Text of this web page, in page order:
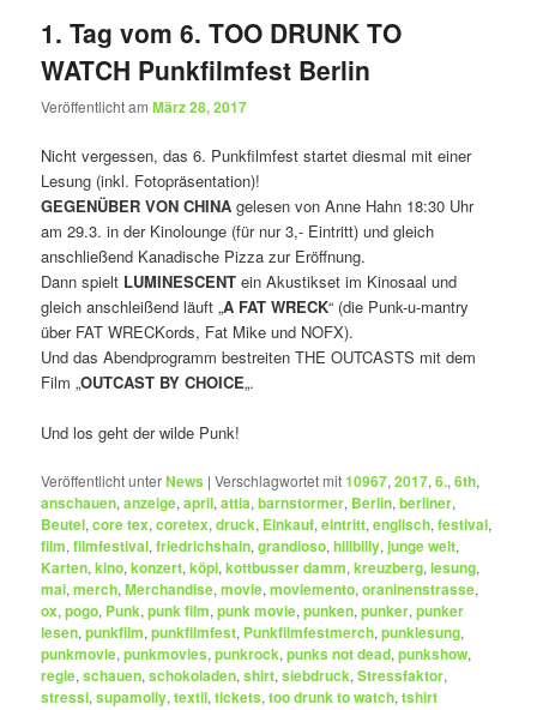
1. Tag vom 6. TOO DRUNK TO
WATCH Punkfilmfest Berlin
Veröffentlicht amMärz 28, 2017
Nicht vergessen, das 6. Punkfilmfest startet diesmal mit einer
Lesung (inkl. Fotopräsentation)!
GEGENÜBER VON CHINA gelesen von Anne Hahn 18:30 Uhr
am 29.3. in der Kinolounge (für nur 3,- Eintritt) und gleich
anschließend Kanadische Pizza zur Eröffnung.
Dann spielt LUMINESCENT ein Akustikset im Kinosaal und
gleich anschleißend läuft „A FAT WRECK“ (die Punk-u-mantry
über FAT WRECKords, Fat Mike und NOFX).
Und das Abendprogramm bestreiten THE OUTCASTS mit dem
Film „OUTCAST BY CHOICE„.
Und los geht der wilde Punk!
Veröffentlicht unterNews |Verschlagwortet mit10967,2017,6.,6th,
anschauen,anzeige,april,attia,barnstormer, Berlin,berliner,
Beutel,core tex,coretex,druck, Einkauf,eintritt,englisch,festival,
film,filmfestival,friedrichshain,grandioso,hillbilly,junge welt,
Karten,kino,konzert,köpi,kottbusser damm,kreuzberg,lesung,
mai,merch,Merchandise,movie,moviemento,oraninenstrasse,
ox,pogo, Punk,punk film,punk movie,punken,punker,punker
lesen,punkfilm,punkfilmfest, Punkfilmfestmerch,punklesung,
punkmovie,punkmovies,punkrock,punks not dead,punkshow,
regie,schauen,schokoladen,shirt,siebdruck,Stressfaktor,
stressi,supamolly,textil,tickets,too drunk to watch,tshirt